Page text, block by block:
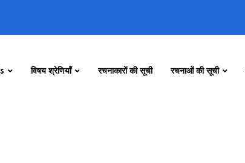
विषय श्रेणियाँ रचनाकारों की सूची रचनाओं की सूची